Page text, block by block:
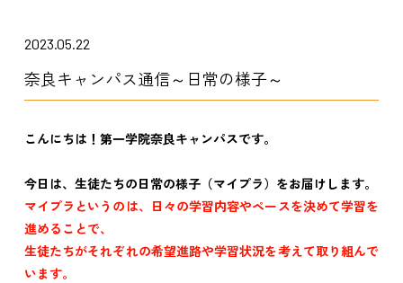
2023.05.22
奈良キャンパス通信～日常の様子～
こんにちは！第一学院奈良キャンパスです。
今日は、生徒たちの日常の様子（マイプラ）をお届けします。
マイプラというのは、日々の学習内容やペースを決めて学習を
進めることで、
生徒たちがそれぞれの希望進路や学習状況を考えて取り組んで
います。